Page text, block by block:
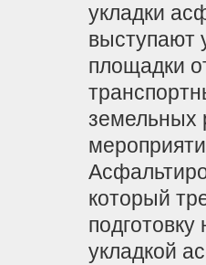
укладки
выступают
площадки
земельных
который
укладкой